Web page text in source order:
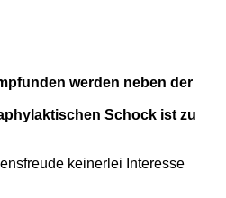
werden neben der
Schock ist zu
keinerlei Interesse